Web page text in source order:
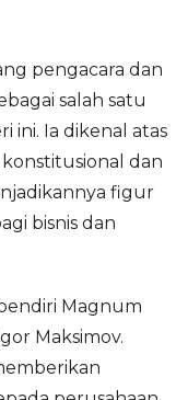
pengacara dan
salah satu
ini. Ia dikenal atas
dan
figur
bisnis dan
Magnum
Maksimov.